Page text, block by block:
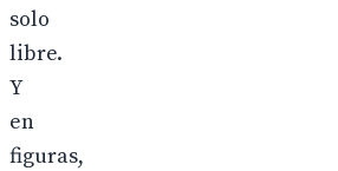
solo
libre.
Y
en
figuras,